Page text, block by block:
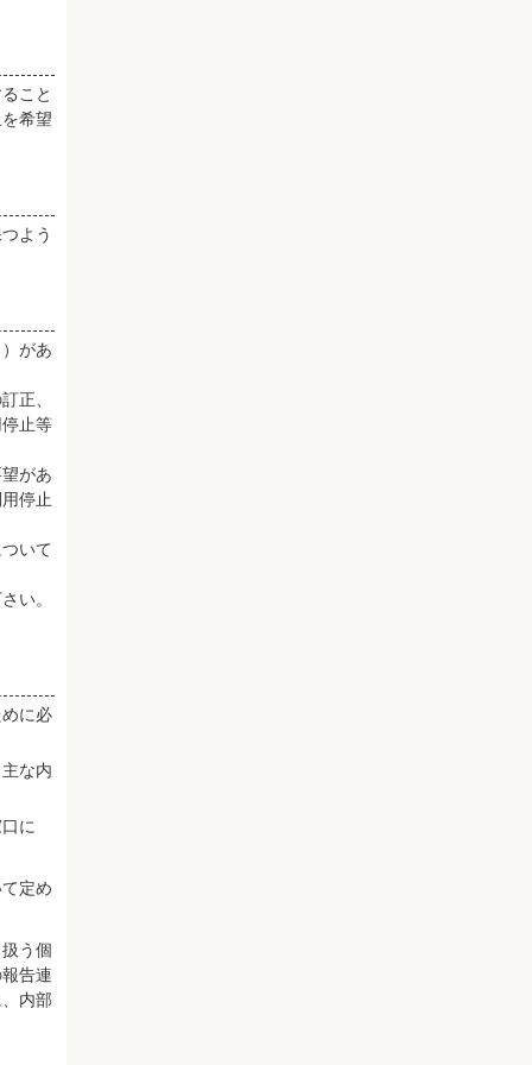
こと
希望
よう
があ
正、
止等
があ
停止
いて
い。
に必
な内
に
定め
う個
告連
内部